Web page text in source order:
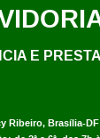
Ribeiro, Brasília-DF
E